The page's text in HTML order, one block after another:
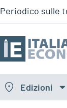
Periodico sulle
Edizioni